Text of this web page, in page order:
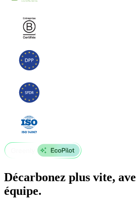
Décarbonez plus vite,
équipe.